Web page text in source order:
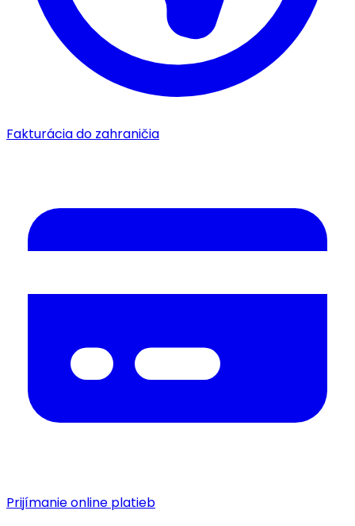
Fakturácia do zahraničia
Prijímanie online platieb